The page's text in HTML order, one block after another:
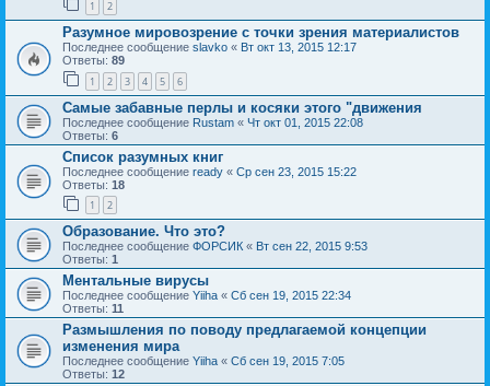
1 2
Разумное мировозрение с точки зрения материалистов
Последнее сообщение slavko « Вт окт 13, 2015 12:17
Ответы: 89
1 2 3 4 5 6
Cамые забавные перлы и косяки этого "движения
Последнее сообщение Rustam « Чт окт 01, 2015 22:08
Ответы: 6
Список разумных книг
Последнее сообщение ready « Ср сен 23, 2015 15:22
Ответы: 18
1 2
Образование. Что это?
Последнее сообщение ФОРСИК « Вт сен 22, 2015 9:53
Ответы: 1
Ментальные вирусы
Последнее сообщение Yiiha « Сб сен 19, 2015 22:34
Ответы: 11
Размышления по поводу предлагаемой концепции
изменения мира
Последнее сообщение Yiiha « Сб сен 19, 2015 7:05
Ответы: 12